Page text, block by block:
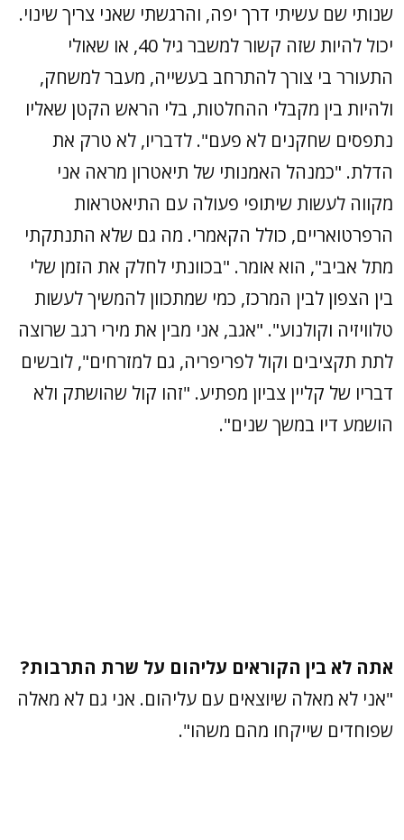
שנותי שם עשיתי דרך יפה, והרגשתי שאני צריך שינוי.
יכול להיות שזה קשור למשבר גיל 40, או שאולי
התעורר בי צורך להתרחב בעשייה, מעבר למשחק,
ולהיות בין מקבלי ההחלטות, בלי הראש הקטן שאליו
נתפסים שחקנים לא פעם". לדבריו, לא טרק את
הדלת. "כמנהל האמנותי של תיאטרון מראה אני
מקווה לעשות שיתופי פעולה עם התיאטראות
הרפרטואריים, כולל הקאמרי. מה גם שלא התנתקתי
מתל אביב", הוא אומר. "בכוונתי לחלק את הזמן שלי
בין הצפון לבין המרכז, כמי שמתכוון להמשיך לעשות
טלוויזיה וקולנוע". "אגב, אני מבין את מירי רגב שרוצה
לתת תקציבים וקול לפריפריה, גם למזרחים", לובשים
דבריו של קליין צביון מפתיע. "זהו קול שהושתק ולא
הושמע דיו במשך שנים".
אתה לא בין הקוראים עליהום על שרת התרבות?
"אני לא מאלה שיוצאים עם עליהום. אני גם לא מאלה
שפוחדים שייקחו מהם משהו".